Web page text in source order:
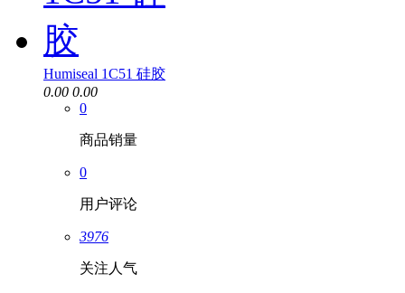
Humiseal 1C51 硅胶
0.00 0.00
0
商品销量
0
用户评论
3976
关注人气